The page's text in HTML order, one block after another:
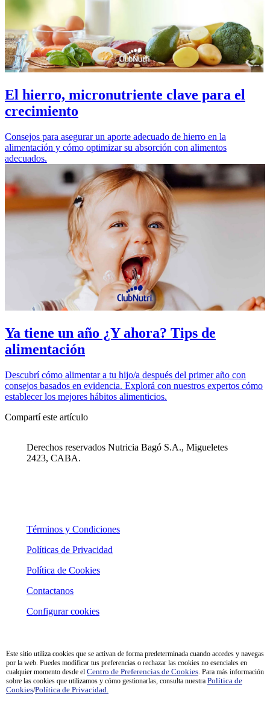
El hierro, micronutriente clave para el
crecimiento
Consejos para asegurar un aporte adecuado de hierro en la
alimentación y cómo optimizar su absorción con alimentos
adecuados.
Ya tiene un año ¿Y ahora? Tips de
alimentación
Descubrí cómo alimentar a tu hijo/a después del primer año con
consejos basados en evidencia. Explorá con nuestros expertos cómo
establecer los mejores hábitos alimenticios.
Compartí este artículo
Derechos reservados Nutricia Bagó S.A., Migueletes
2423, CABA.
Términos y Condiciones
Políticas de Privacidad
Política de Cookies
Contactanos
Configurar cookies
Este sitio utiliza cookies que se activan de forma predeterminada cuando accedes y navegas
por la web. Puedes modificar tus preferencias o rechazar las cookies no esenciales en
cualquier momento desde el Centro de Preferencias de Cookies. Para más información
sobre las cookies que utilizamos y cómo gestionarlas, consulta nuestra Política de
Cookies/Política de Privacidad.